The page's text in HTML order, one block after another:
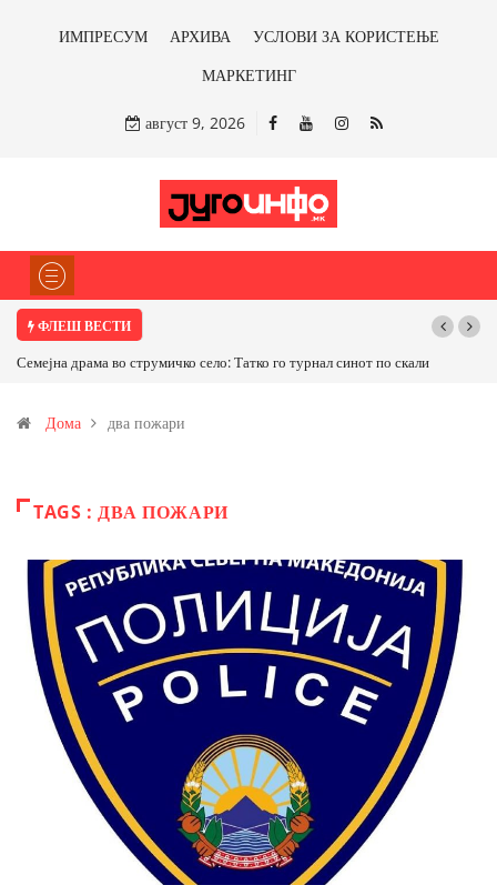
ИМПРЕСУМ АРХИВА
УСЛОВИ ЗА КОРИСТЕЊЕ
МАРКЕТИНГ
август 9, 2026
ФЛЕШ ВЕСТИ
Семејна драма во струмичко село: Татко го турнал синот по скали
Дома два пожари
TAGS : ДВА ПОЖАРИ